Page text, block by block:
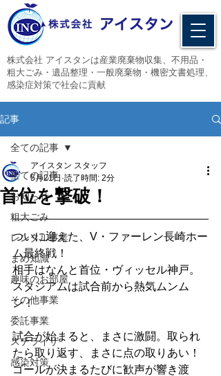
​株式会社 アイスタンは産業廃棄物収集、不用品・
粗大ごみ・遺品整理・一般廃棄物・機密文書処理、
感染症対策で社会に貢献
記事
全ての記事
お知らせ
粗大ごみ
レンタル事業
まめ知識
趣味のお部屋
その他事業
委託事業
ステライザ
感染対策
全ての記事
首位を撃破！
アイスタン スタッフ
5月21日 読了時間: 2分
ついに迎えた、V・ファーレン長崎ホー
ム最終戦！
相手はなんと首位・ヴィッセル神戸。
スタジアムは試合前から熱気ムンム
ン！
試合が始まると、まさに激闘。取られ
たら取り返す、まさに点の取りあい！
ゴールが決まるたびに歓声が響き渡